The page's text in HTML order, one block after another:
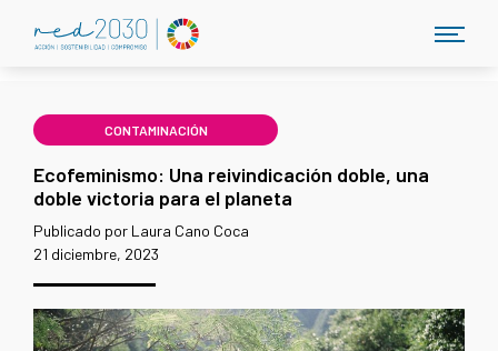
CONTAMINACIÓN
Ecofeminismo: Una reivindicación doble, una
doble victoria para el planeta
Publicado por Laura Cano Coca
21 diciembre, 2023